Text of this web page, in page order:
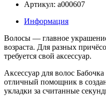
Артикул: a000607
Информация
Волосы — главное
возраста. Для разных
требуется свой аксессуар.
Аксессуар для волос
отличный помощник в
укладки за считанные